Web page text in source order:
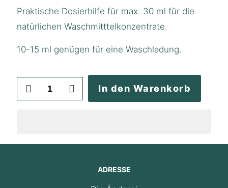
Praktische Dosierhilfe für max. 30 ml für die
natürlichen Waschmitttelkonzentrate.
10-15 ml genügen für eine Waschladung.
Menge
In den Warenkorb
ADRESSE